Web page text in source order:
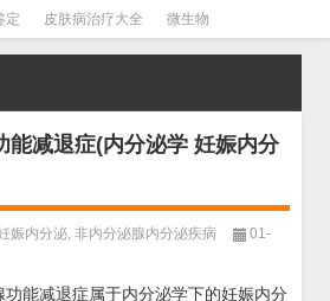
定 皮肤病治疗大全 微生物
病学 心血管 口腔医学 禁戒毒品
能减退症(内分泌学 妊娠内分
娠内分泌, 非内分泌腺内分泌疾病
01-
能减退症属于内分泌学下的妊娠内分